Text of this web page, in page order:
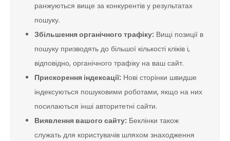
ранжуються вище за конкурентів у результатах
пошуку.
Збільшення органічного трафіку: Вищі позиції в
пошуку призводять до більшої кількості кліків і,
відповідно, органічного трафіку на ваш сайт.
Прискорення індексації: Нові сторінки швидше
індексуються пошуковими роботами, якщо на них
посилаються інші авторитетні сайти.
Виявлення вашого сайту: Беклінки також
служать для користувачів шляхом знаходження